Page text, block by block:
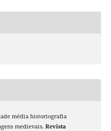
média historiografia
medievais. Revista